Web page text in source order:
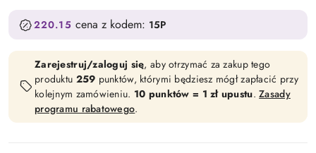
220.15 cena z kodem: 15P
Zarejestruj/zaloguj się, aby otrzymać za zakup tego
produktu 259 punktów, którymi będziesz mógł zapłacić przy
kolejnym zamówieniu. 10 punktów = 1 zł upustu.Zasady
programu rabatowego.